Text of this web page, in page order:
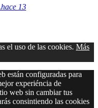
hace 13
el uso de las cookies. Más
están configuradas para
experiéncia de
web sin cambiar tus
consintiendo las cookies